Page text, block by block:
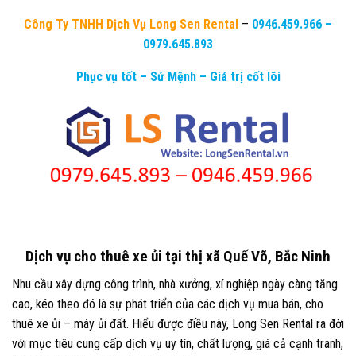
Công Ty TNHH Dịch Vụ Long Sen Rental – 0946.459.966 –
0979.645.893
Phục vụ tốt – Sứ Mệnh – Giá trị cốt lõi
Dịch vụ cho thuê xe ủi tại thị xã Quế Võ, Bắc Ninh
Nhu cầu xây dựng công trình, nhà xưởng, xí nghiệp ngày càng tăng
cao, kéo theo đó là sự phát triển của các dịch vụ mua bán, cho
thuê xe ủi – máy ủi đất. Hiểu được điều này, Long Sen Rental ra đời
với mục tiêu cung cấp dịch vụ uy tín, chất lượng, giá cả cạnh tranh,